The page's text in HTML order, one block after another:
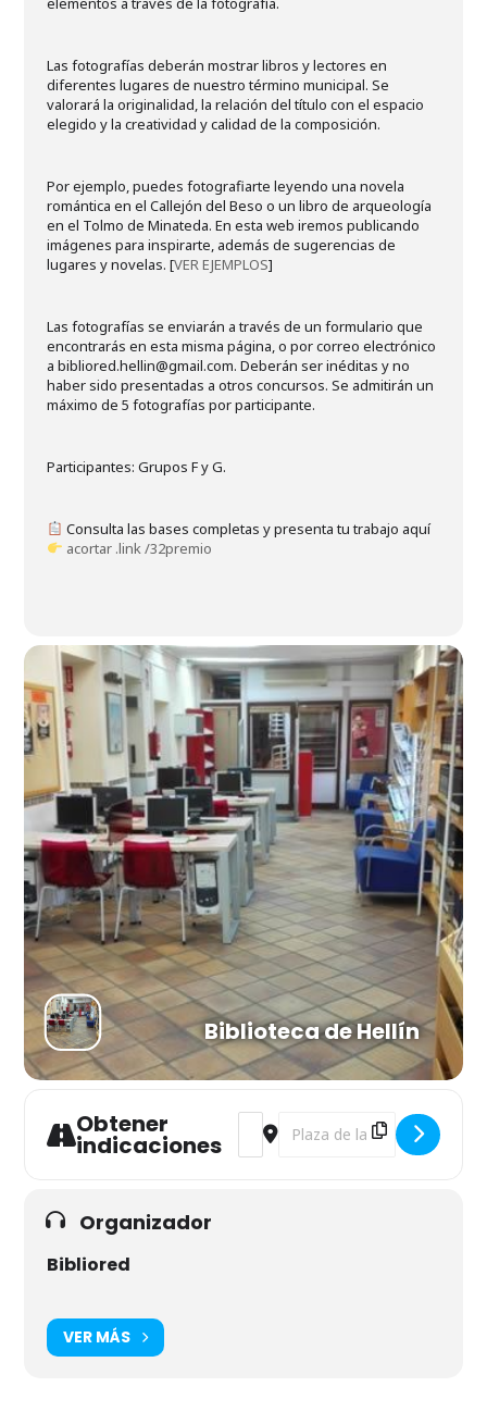
Las fotografías deberán mostrar libros y lectores en
diferentes lugares de nuestro término municipal. Se
valorará la originalidad, la relación del título con el espacio
elegido y la creatividad y calidad de la composición.
Por ejemplo, puedes fotografiarte leyendo una novela
romántica en el Callejón del Beso o un libro de arqueología
en el Tolmo de Minateda. En esta web iremos publicando
imágenes para inspirarte, además de sugerencias de
lugares y novelas. [VER EJEMPLOS]
Las fotografías se enviarán a través de un formulario que
encontrarás en esta misma página, o por correo electrónico
a bibliored.hellin@gmail.com. Deberán ser inéditas y no
haber sido presentadas a otros concursos. Se admitirán un
máximo de 5 fotografías por participante.
Participantes: Grupos F y G.
Consulta las bases completas y presenta tu trabajo aquí
acortar .link /32premio
Biblioteca de Hellín
Obtener
indicaciones
Address - 32 Premio Municipal
Destination Address - 32
Organizador
Bibliored
VER MÁS